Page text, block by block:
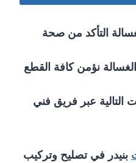
التأكد من صحة
نؤمن كافة القطع
التالية عبر فريق فني
بنيدر في تصليح وتركيب